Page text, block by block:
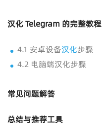
汉化 Telegram 的完整教程
4.1 安卓设备汉化步骤
4.2 电脑端汉化步骤
常见问题解答
总结与推荐工具